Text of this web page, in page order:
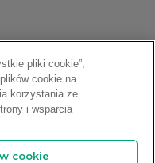
pliki cookie”,
cookie na
korzystania ze
i wsparcia
cookie